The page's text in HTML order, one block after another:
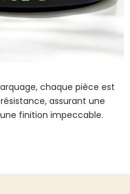
chaque pièce est
assurant une
finition impeccable.